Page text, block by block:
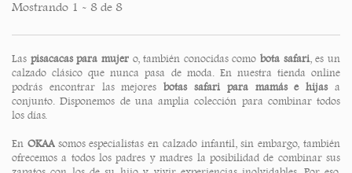
Mostrando 1 - 8 de 8
Las pisacacas para mujero, también conocidas comobota safari, es un
calzado clásico que nunca pasa de moda. En nuestra tienda online
podrás encontrar las mejoresbotas safari para mamás e hijasa
conjunto. Disponemos de una amplia colección para combinar todos
los días.
En OKAAsomos especialistas en calzado infantil, sin embargo, también
ofrecemos a todos los padres y madres la posibilidad de combinar sus